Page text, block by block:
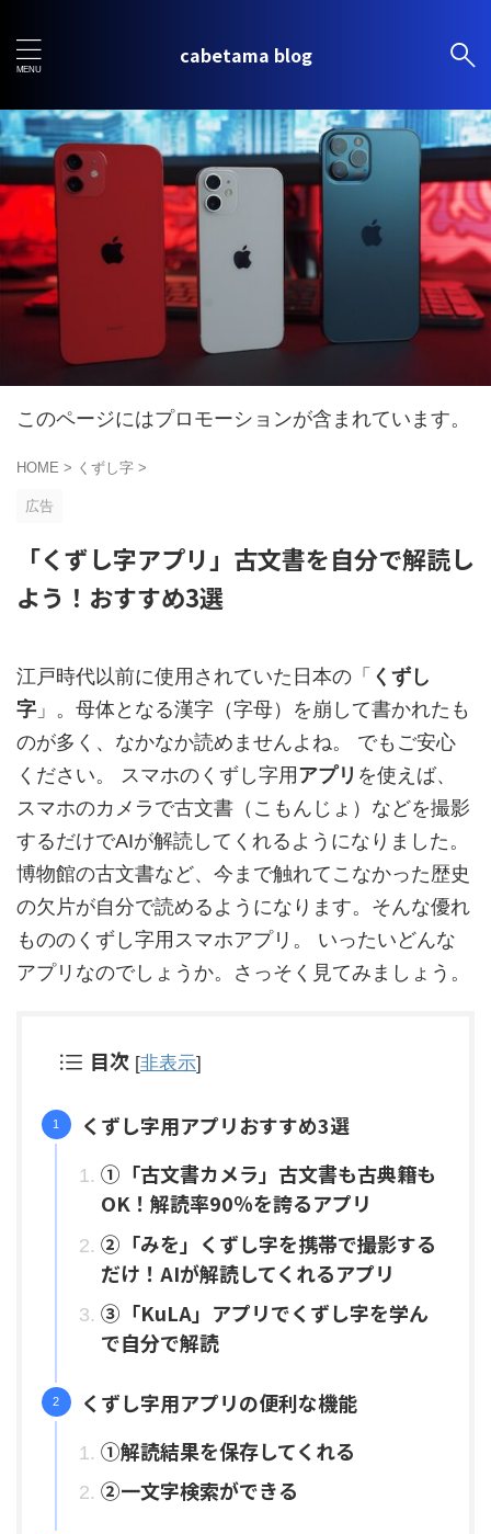
cabetama blog
このページにはプロモーションが含まれています。
HOME > くずし字 >
広告
「くずし字アプリ」古文書を自分で解読し
よう！おすすめ3選
江戸時代以前に使用されていた日本の「 くずし
字 」。 母体となる漢字（字母）を崩して書かれたも
のが多く、なかなか読めませんよね。
でもご安心
ください。
スマホの くずし字用 アプリ を使えば、
スマホのカメラで古文書（こもんじょ）などを撮影
するだけでAIが解読してくれるようになりました。
博物館の古文書など、今まで触れてこなかった歴史
の欠片が自分で読めるようになります。そんな優れ
もののくずし字用スマホアプリ。
いったいどんな
アプリなのでしょうか。 さっそく見てみましょう。
目次 [非表示]
くずし字用アプリおすすめ3選
①「古文書カメラ」古文書も古典籍も
OK！解読率90％を誇るアプリ
②「みを」くずし字を携帯で撮影する
だけ！AIが解読してくれるアプリ
③「KuLA」アプリでくずし字を学ん
で自分で解読
くずし字用アプリの便利な機能
①解読結果を保存してくれる
②一文字検索ができる